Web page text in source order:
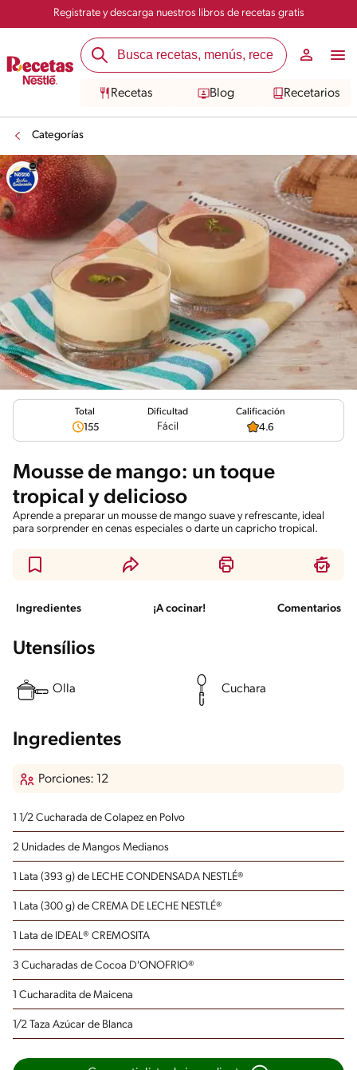
Registrate y descarga nuestros libros de recetas gratis
Recetas Blog Recetarios
Categorías
Total
155
Dificultad
Fácil
Calificación
4.6
Mousse de mango: un toque
tropical y delicioso
Aprende a preparar un mousse de mango suave y refrescante, ideal
para sorprender en cenas especiales o darte un capricho tropical.
Ingredientes ¡A cocinar! Comentarios
Utensílios
Olla Cuchara
Ingredientes
Porciones: 12
1 1/2 Cucharada de Colapez en Polvo
2 Unidades de Mangos Medianos
1 Lata (393 g) de LECHE CONDENSADA NESTLÉ®
1 Lata (300 g) de CREMA DE LECHE NESTLÉ®
1 Lata de IDEAL® CREMOSITA
3 Cucharadas de Cocoa D'ONOFRIO®
1 Cucharadita de Maicena
1/2 Taza Azúcar de Blanca